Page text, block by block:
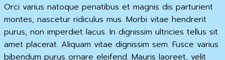
Orci varius natoque penatibus et magnis dis parturient
montes, nascetur ridiculus mus. Morbi vitae hendrerit
purus, non imperdiet lacus. In dignissim ultricies tellus sit
amet placerat. Aliquam vitae dignissim sem. Fusce varius
bibendum purus ornare eleifend. Mauris laoreet, velit